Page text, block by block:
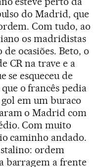
do Madrid, que
Com tudo, ao
os madridistas
ocasiões. Beto, o
CR na trave e a
se esqueceu de
o francês pedia
em um buraco
o Madrid com
Com muito
caminho andado.
ordem
barragem a frente